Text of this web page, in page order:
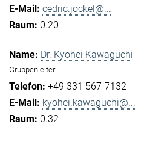
cedric.jockel@...
0.20
Dr. Kyohei Kawaguchi
Gruppenleiter
+49 331 567-7132
kyohei.kawaguchi@...
0.32